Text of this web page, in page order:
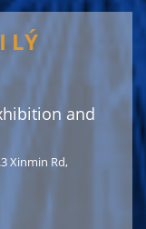
LÝ
and
Xinmin Rd,